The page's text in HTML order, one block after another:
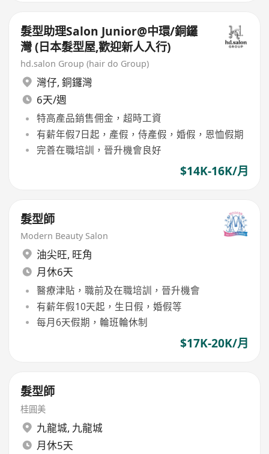
髮型助理Salon Junior@中環/銅鑼
灣 (日本髮型屋,歡迎新人入行)
hd.salon Group (hair do Group)
灣仔, 銅鑼灣
6天/週
特高產品銷售佣金，超時工資
有薪年假7日起，產假，侍產假，婚假，恩恤假期
完善在職培訓，晉升機會良好
$14K-16K/月
髮型師
Modern Beauty Salon
油尖旺, 旺角
月休6天
醫療津貼，職前及在職培訓，晉升機會
有薪年假10天起，生日假，婚假等
每月6天假期，輪班輪休制
$17K-20K/月
髮型師
桂圓美
九龍城, 九龍城
月休5天